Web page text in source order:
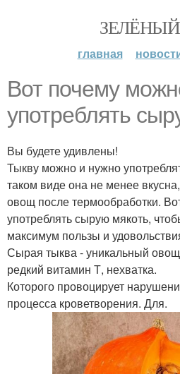
главная
Вот почему
употреблять
Вы будете удивлены!
Тыкву можно и нужно
таком виде она не менее
овощ после термообработки.
употреблять сырую мякоть,
максимум пользы и
Сырая тыква - уникальный
редкий витамин Т, нехватка.
Которого провоцирует
процесса кроветворения. Для.